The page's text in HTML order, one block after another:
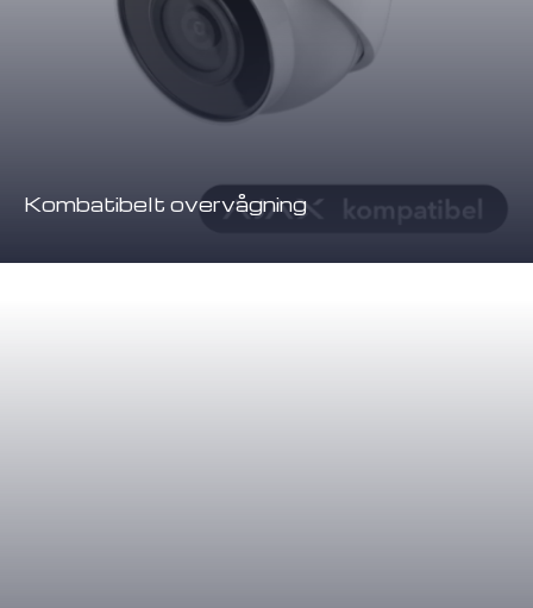
Kombatibelt overvågning